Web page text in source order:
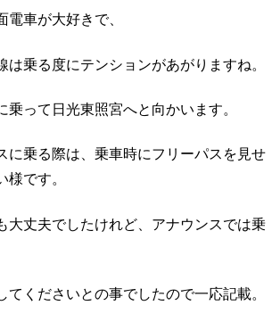
電車が大好きで、
は乗る度にテンションがあがりますね。
乗って日光東照宮へと向かいます。
に乗る際は、乗車時にフリーパスを見せ
様です。
大丈夫でしたけれど、アナウンスでは乗
てくださいとの事でしたので一応記載。